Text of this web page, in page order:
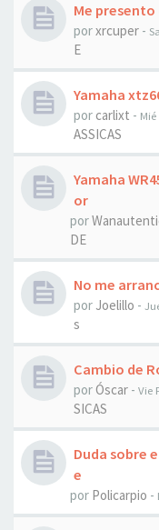
Me presento
porxrcuper -
E
Yamaha
por carlixt -
ASSICAS
Yamaha
or
por
DE
No me
por Joelillo -
s
Cambio de
por Óscar - Vie
SICAS
Duda sobre
e
por Policarpio -